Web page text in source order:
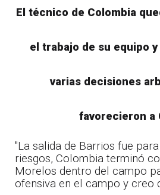
El técnico de Colombia
el trabajo de su equipo
varias decisiones
favorecieron a
"La salida de Barrios fue
riesgos, Colombia terminó
Morelos dentro del campo
ofensiva en el campo y creo